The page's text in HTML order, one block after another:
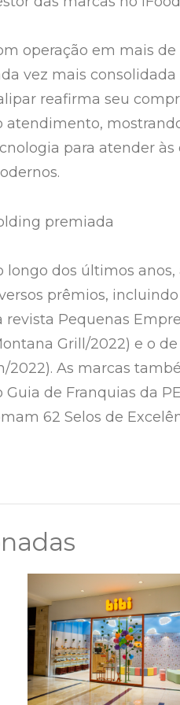
operação em mais
vez mais
reafirma seu
atendimento,
para atender
premiada
longo dos últimos
prêmios,
revista Pequenas
Grill/2022) e o
2022). As marcas
Guia de Franquias da
62 Selos de